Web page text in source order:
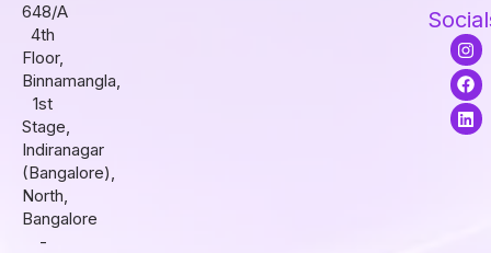
648/A
4th
Floor,
Binnamangla,
1st
Stage,
Indiranagar
(Bangalore),
North,
Bangalore
-
I
n
s
t
a
g
F
a
c
e
b
o
L
i
n
k
e
d